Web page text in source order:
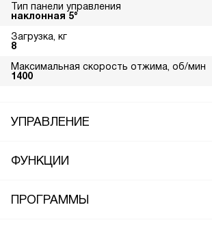
Тип панели управления
наклонная 5°
Загрузка, кг
8
Максимальная скорость отжима, об/мин
1400
УПРАВЛЕНИЕ
ФУНКЦИИ
ПРОГРАММЫ